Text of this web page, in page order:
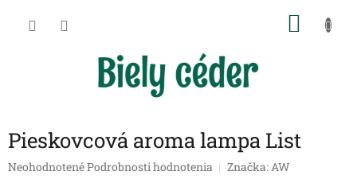
Pieskovcová aroma lampa List
Priemerné
NeohodnotenéPodrobnosti hodnotenia Značka:AW